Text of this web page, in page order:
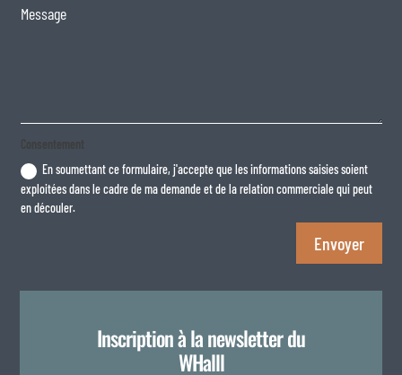
Consentement
En soumettant ce formulaire, j'accepte que les informations saisies soient
exploitées dans le cadre de ma demande et de la relation commerciale qui peut
en découler.
Envoyer
Inscription à la newsletter du
WHalll